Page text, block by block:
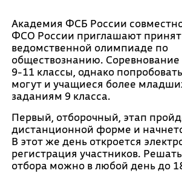
Академия ФСБ России
ФСО России приглашают
ведомственной олимпиаде по
обществознанию. Соревнование
9-11 классы, однако
могут и учащиеся более
заданиям 9 класса.
Первый, отборочный, этап
дистанционной форме и
В этот же день откроется
регистрация участников.
отбора можно в любой день до